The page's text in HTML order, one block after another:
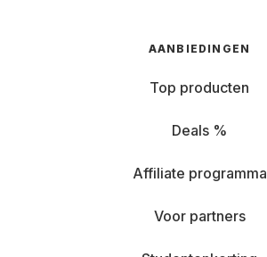
AANBIEDINGEN
Top producten
Deals %
Affiliate programma
Voor partners